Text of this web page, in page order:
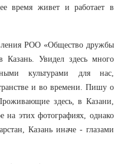
время живет и работает в
РОО «Общество дружбы
Казань. Увидел здесь много
культурами для нас,
и во времени. Пишу о
здесь, в Казани,
на этих фотографиях, однако
Казань иначе - глазами